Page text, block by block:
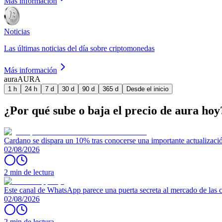
Noticias
Las últimas noticias del día sobre criptomonedas
Más información
auraAURA
1 h 24 h 7 d 30 d 90 d 365 d Desde el inicio
¿Por qué sube o baja el precio de aura
Cardano se dispara un 10% tras conocerse una importante
02/08/2026
2 min de lectura
Este canal de WhatsApp parece una puerta secreta al mercado de las
02/08/2026